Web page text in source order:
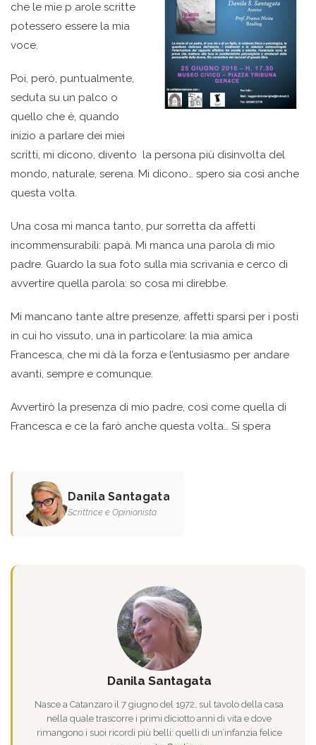
che le mie p arole scritte
potessero essere la mia
voce.
Poi, però, puntualmente,
seduta su un palco o
quello che è, quando
inizio a parlare dei miei
scritti, mi dicono, divento la persona più disinvolta del
mondo, naturale, serena. Mi dicono… spero sia così anche
questa volta.
Una cosa mi manca tanto, pur sorretta da affetti
incommensurabili: papà. Mi manca una parola di mio
padre. Guardo la sua foto sulla mia scrivania e cerco di
avvertire quella parola: so cosa mi direbbe.
Mi mancano tante altre presenze, affetti sparsi per i posti
in cui ho vissuto, una in particolare: la mia amica
Francesca, che mi dà la forza e l’entusiasmo per andare
avanti, sempre e comunque.
Avvertirò la presenza di mio padre, così come quella di
Francesca e ce la farò anche questa volta… Si spera
Danila Santagata
Scrittrice e Opinionista
Danila Santagata
Nasce a Catanzaro il 7 giugno del 1972, sul tavolo della casa
nella quale trascorre i primi diciotto anni di vita e dove
rimangono i suoi ricordi più belli: quelli di un’infanzia felice